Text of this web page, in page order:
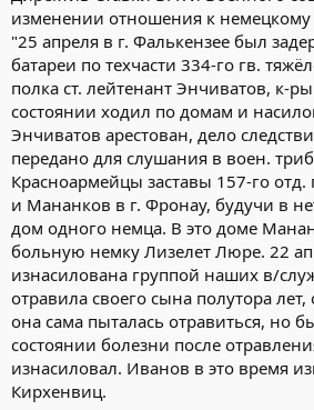
изменении отношения к
"25 апреля в г. Фалькензее был
батареи по техчасти 334-го гв.
полка ст. лейтенант Энчиватов, к-
состоянии ходил по домам и
Энчиватов арестован, дело
передано для слушания в воен.
Красноармейцы заставы 157-го
и Мананков в г. Фронау, будучи в
дом одного немца. В это доме
больную немку Лизелет Люре. 22
изнасилована группой наших в/
отравила своего сына полутора
она сама пыталась отравиться, но
состоянии болезни после
изнасиловал. Иванов в это время
Кирхенвиц.